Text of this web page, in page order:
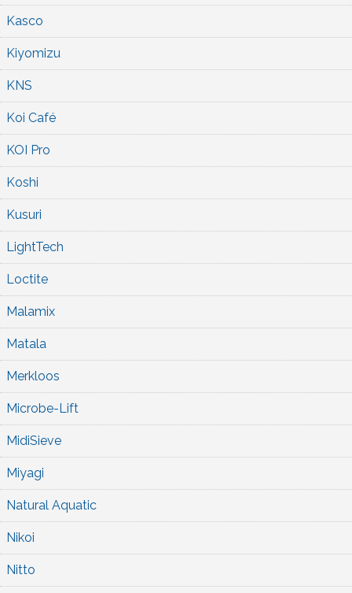
Kasco
Kiyomizu
KNS
Koi Café
KOI Pro
Koshi
Kusuri
LightTech
Loctite
Malamix
Matala
Merkloos
Microbe-Lift
MidiSieve
Miyagi
Natural Aquatic
Nikoi
Nitto